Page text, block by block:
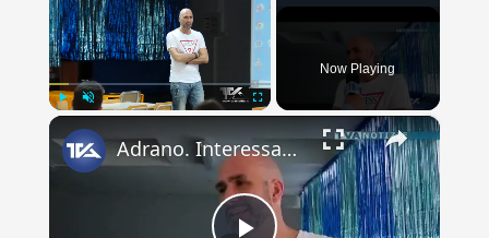
Now Playing
×
Adrano. Interessante incontro al liceo “Verga” con il prof. Fabio Gamberini. Studenti del Linguistic